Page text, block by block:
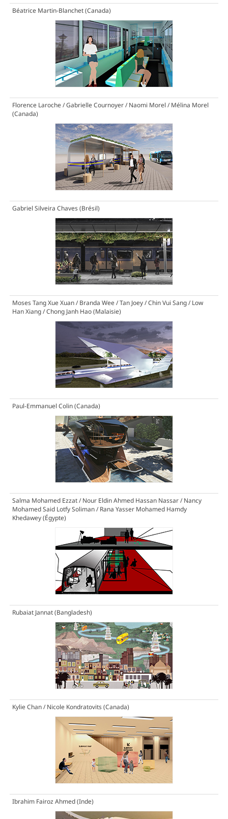
Béatrice Martin-Blanchet (Canada)
Florence Laroche / Gabrielle Cournoyer / Naomi Morel / Mélina Morel
(Canada)
Gabriel Silveira Chaves (Brésil)
Moses Tang Xue Xuan / Branda Wee / Tan Joey / Chin Vui Sang / Low
Han Xiang / Chong Janh Hao (Malaisie)
Paul-Emmanuel Colin (Canada)
Salma Mohamed Ezzat / Nour Eldin Ahmed Hassan Nassar / Nancy
Mohamed Said Lotfy Soliman / Rana Yasser Mohamed Hamdy
Khedawey (Égypte)
Rubaiat Jannat (Bangladesh)
Kylie Chan / Nicole Kondratovits (Canada)
Ibrahim Fairoz Ahmed (Inde)